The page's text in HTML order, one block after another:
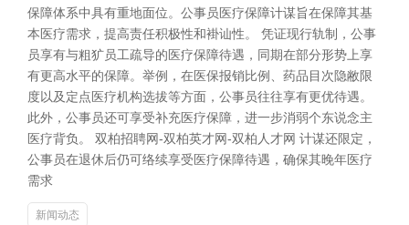
保障体系中具有重地面位。公事员医疗保障计谋旨在保障其基
本医疗需求，提高责任积极性和褂讪性。 凭证现行轨制，公事
员享有与粗犷员工疏导的医疗保障待遇，同期在部分形势上享
有更高水平的保障。举例，在医保报销比例、药品目次隐敝限
度以及定点医疗机构选拔等方面，公事员往往享有更优待遇。
此外，公事员还可享受补充医疗保障，进一步消弱个东说念主
医疗背负。 双柏招聘网-双柏英才网-双柏人才网 计谋还限定，
公事员在退休后仍可络续享受医疗保障待遇，确保其晚年医疗
需求
新闻动态